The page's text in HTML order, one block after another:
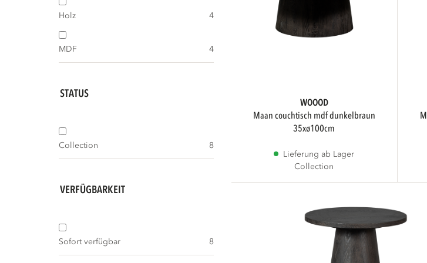
Holz 4
MDF 4
STATUS
Collection 8
VERFÜGBARKEIT
Sofort verfügbar 8
WOOOD
maan couchtisch mdf dunkelbraun
35xø100cm
Lieferung ab Lager
Collection
maan couchtisch mdf dunkelbraun